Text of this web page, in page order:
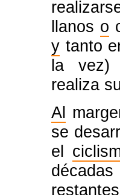
llanos o
y tanto
la vez)
realiza
Al
se
el